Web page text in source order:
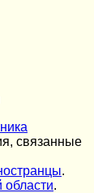
связанные
.
области.